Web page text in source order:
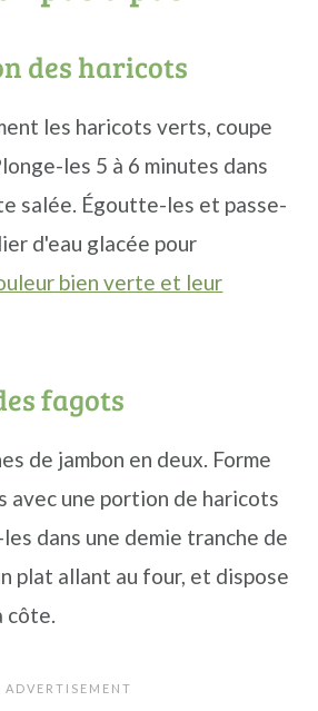
des haricots
les haricots verts, coupe
les 5 à 6 minutes dans
salée. Égoutte-les et passe-
d'eau glacée pour
bien verte et leur
fagots
de jambon en deux. Forme
une portion de haricots
dans une demie tranche de
plat allant au four, et dispose
côte.